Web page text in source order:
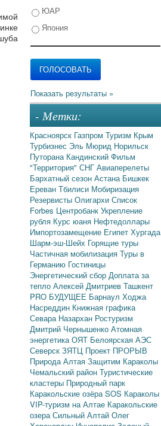
ЮАР
Япония
- Метки:
Красноярск Газпром Туризм Крым
Турбизнес Эль Мюрид Норильск
Путорана Кандинский Фильм
"Территория" СНГ Авиаперелеты
Бархатный сезон Астана Бишкек
Ереван Тбилиси Мобиризация
Резервисты Олигархи Список
Forbes Центробанк Укрепление
рубля Курс юаня Нефтедоллары
Импортозамещение Египет Хургада
Шарм-эш-Шейх Горящие туры
Частичная мобилизация Туры в
Германию Гостиницы
Энергетический сбор Доплата за
тепло Алексей Дмитриев Ташкент
PRO БУДУЩЕЕ Барнаул Ходжа
Насреддин Книжная графика
Севара Назархан Ростуризм
Дмитрий Чернышенко Атомная
энергетикаОЯТ Белоярская АЭС
Северск ЗЯТЦ Проект ПРОРЫВ
Природа Алтая Защитим Караколы
Чемальский район Туристические
кластеры Природный парк
Каракольские озёраSOS Караколы
VIP-туризм на Алтае Каракольские
озераСильный Алтай Олег